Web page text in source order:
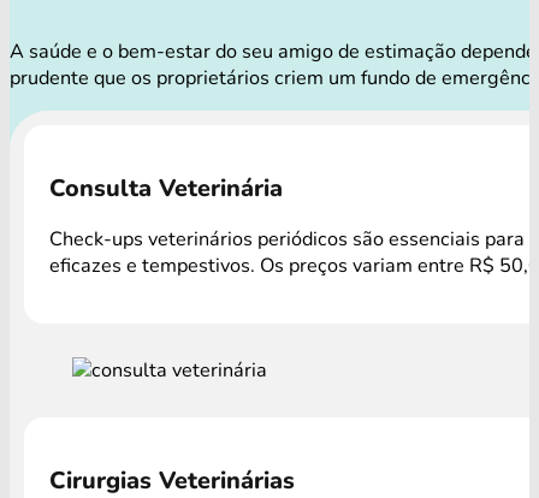
A saúde e o bem-estar do seu amigo de estimação
prudente que os proprietários criem um fundo de
Consulta Veterinária
Check-ups veterinários periódicos são essenciais
eficazes e tempestivos. Os preços variam entre R$
Cirurgias Veterinárias